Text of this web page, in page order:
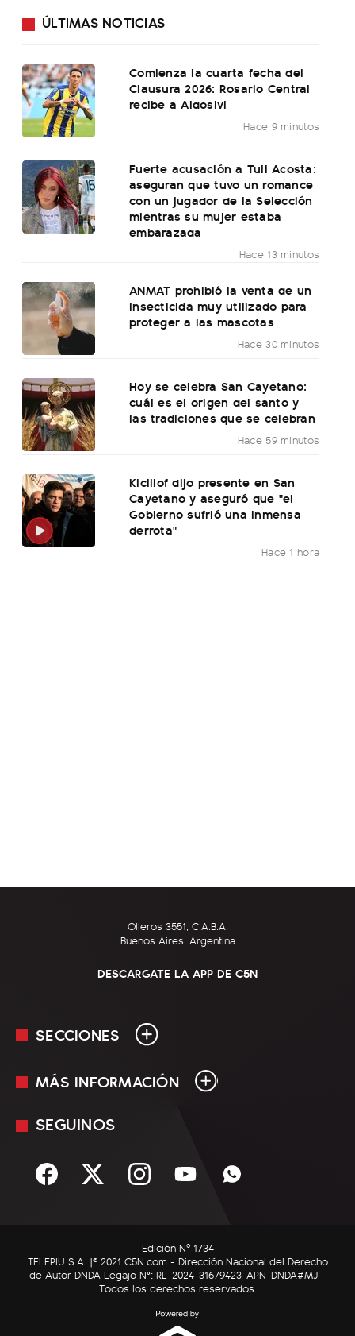
ÚLTIMAS NOTICIAS
Comienza la cuarta fecha del
Clausura 2026: Rosario Central
recibe a Aldosivi
Hace 9 minutos
Fuerte acusación a Tuli Acosta:
aseguran que tuvo un romance
con un jugador de la Selección
mientras su mujer estaba
embarazada
Hace 13 minutos
ANMAT prohibió la venta de un
insecticida muy utilizado para
proteger a las mascotas
Hace 30 minutos
Hoy se celebra San Cayetano:
cuál es el origen del santo y
las tradiciones que se celebran
Hace 59 minutos
Kicillof dijo presente en San
Cayetano y aseguró que "el
Gobierno sufrió una inmensa
derrota"
Hace 1 hora
Olleros 3551, C.A.B.A.
Buenos Aires, Argentina
DESCARGATE LA APP DE C5N
SECCIONES
En Vivo
Sociedad
C5N Autos
RatingCero
MÁS INFORMACIÓN
Mediakit
Términos y condiciones
SEGUINOS
Edición Nº 1734
TELEPIU S.A. |© 2021 C5N.com - Dirección Nacional del Derecho
de Autor DNDA Legajo N°: RL-2024-31679423-APN-DNDA#MJ -
Todos los derechos reservados.